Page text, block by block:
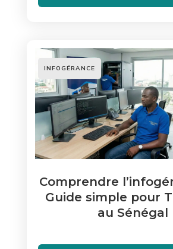
Comprendre
Guide simple pour
au Sénégal
INFOGÉRANCE